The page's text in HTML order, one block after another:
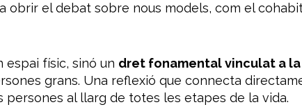
obrir el debat sobre nous models, com el
espai físic, sinó un dret fonamental vinculat a
grans. Una reflexió que connecta
persones al llarg de totes les etapes de la vida.